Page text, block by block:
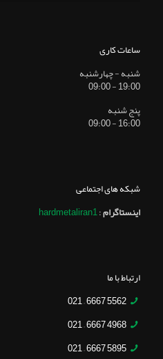
ساعات کاری
شنبه - چهارشنبه
19:00 - 09:00
پنج شنبه
16:00 - 09:00
شبکه های اجتماعی
اینستاگرام:
hardmetaliran1
ارتباط با ما
5562 6667 – 021
4968 6667 – 021
5895 6667 – 021